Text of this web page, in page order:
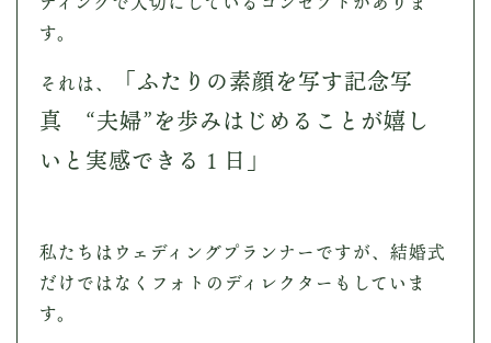
す。
それは、
「ふたりの素顔を写す記念写
真 “夫婦”を歩みはじめることが嬉し
いと実感できる１日」
私たちはウェディングプランナーですが、結婚式
だけではなくフォトのディレクターもしていま
す。